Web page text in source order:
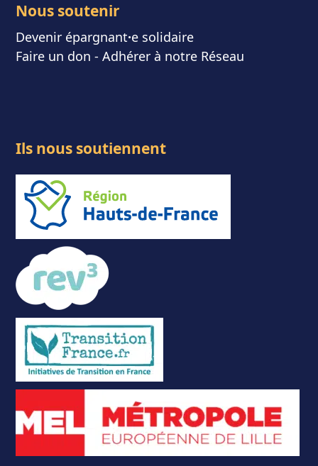
Nous soutenir
Devenir épargnant⸱e solidaire
Faire un don - Adhérer à notre Réseau
Ils nous soutiennent